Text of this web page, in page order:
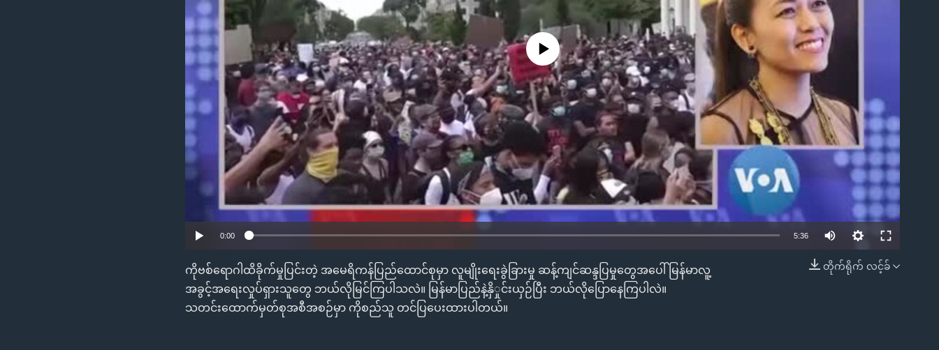
EMBED
No media source currently available
0:00 5:36
တိုက်ရိုက် လင့်ခ်
ကိုဗစ်ရောဂါထိခိုက်မှုပြင်းတဲ့ အမေရိကန်ပြည်ထောင်စုမှာ လူမျိုးရေးခွဲခြားမှု ဆန့်ကျင်ဆန္ဒပြမှုတွေအပေါ် မြန်မာလူ့
အခွင့်အရေးလှုပ်ရှားသူတွေ ဘယ်လိုမြင်ကြပါသလဲ။ မြန်မာပြည်နဲ့နှိှုင်းယှဉ်ပြီး ဘယ်လိုပြောနေကြပါလဲ။
သတင်းထောက်မှတ်စုအစီအစဉ်မှာ ကိုစည်သူ တင်ပြပေးထားပါတယ်။